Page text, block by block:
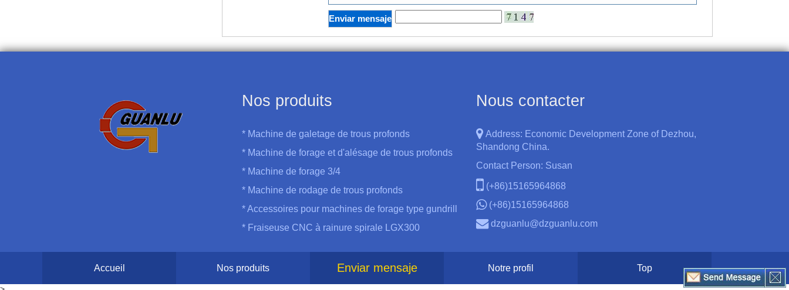
Nos produits
* Machine de galetage de trous profonds
* Machine de forage et d'alésage de trous profonds
* Machine de forage 3/4
* Machine de rodage de trous profonds
* Accessoires pour machines de forage type gundrill
* Fraiseuse CNC à rainure spirale LGX300
Nous contacter
Address: Economic Development Zone of Dezhou,
Shandong China.
Contact Person: Susan
(+86)15165964868
(+86)15165964868
dzguanlu@dzguanlu.com
Accueil Nos produits Enviar mensaje Notre profil Top